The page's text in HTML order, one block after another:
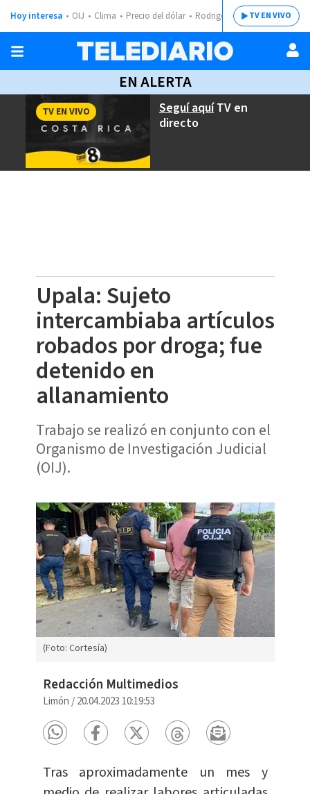
Hoy interesa OIJ Clima Precio del dólar Rodrigo ChavesTV EN VIVO
EN ALERTA
Seguí aquíTV en
directo
TV EN VIVO
Upala: Sujeto
intercambiaba artículos
robados por droga; fue
detenido en
allanamiento
Trabajo se realizó en conjunto con el
Organismo de Investigación Judicial
(OIJ).
(Foto: Cortesía)
Redacción Multimedios
Limón /20.04.2023 10:19:53
Tras aproximadamente un mes y